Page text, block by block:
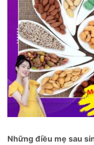
Những điều mẹ sau